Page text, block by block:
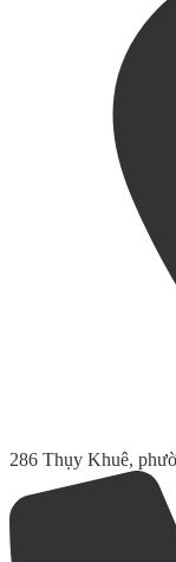
286 Thụy Khuê,